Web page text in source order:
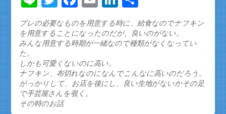
有
プレの必要なものを用意する時に、給食なのでナフキン
を用意することになったのだが、良いのがない。
みんな用意する時期が一緒なので種類がなくなってい
た。
しかも可愛くないのに高い。
ナフキン、布切れなのになんでこんなに高いのだろう。
がっかりして、お店を後にし、良い生地がないかその足
で手芸屋さんを覗く。
その時のお話